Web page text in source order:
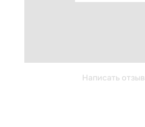
Написать отзыв